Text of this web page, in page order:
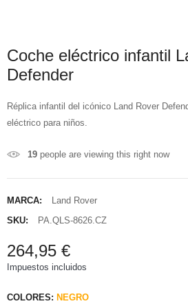
Coche eléctrico infantil
Defender
Réplica infantil del icónico Land Rover
eléctrico para niños.
19 people are viewing this right now
MARCA:
Land Rover
SKU:
PA.QLS-8626.CZ
264,95 €
Impuestos incluidos
COLORES: NEGRO